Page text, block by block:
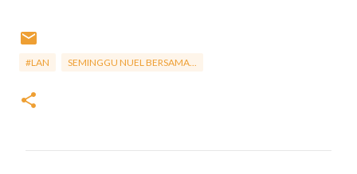
#LAN SEMINGGU NUEL BERSAMA...